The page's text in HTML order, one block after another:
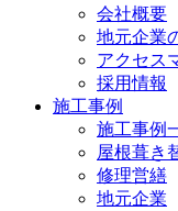
会社概要
地元企業
アクセス
採用情報
施工事例
施工事例
屋根葺き
修理営繕
地元企業